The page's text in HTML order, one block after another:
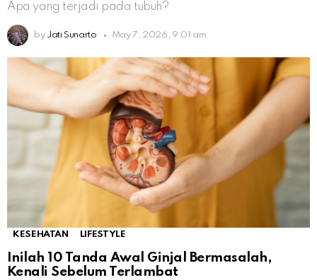
Apa yang terjadi pada tubuh?
by Jati Sunarto May 7, 2026, 9:01 am
KESEHATAN LIFESTYLE
Inilah 10 Tanda Awal Ginjal Bermasalah,
Kenali Sebelum Terlambat